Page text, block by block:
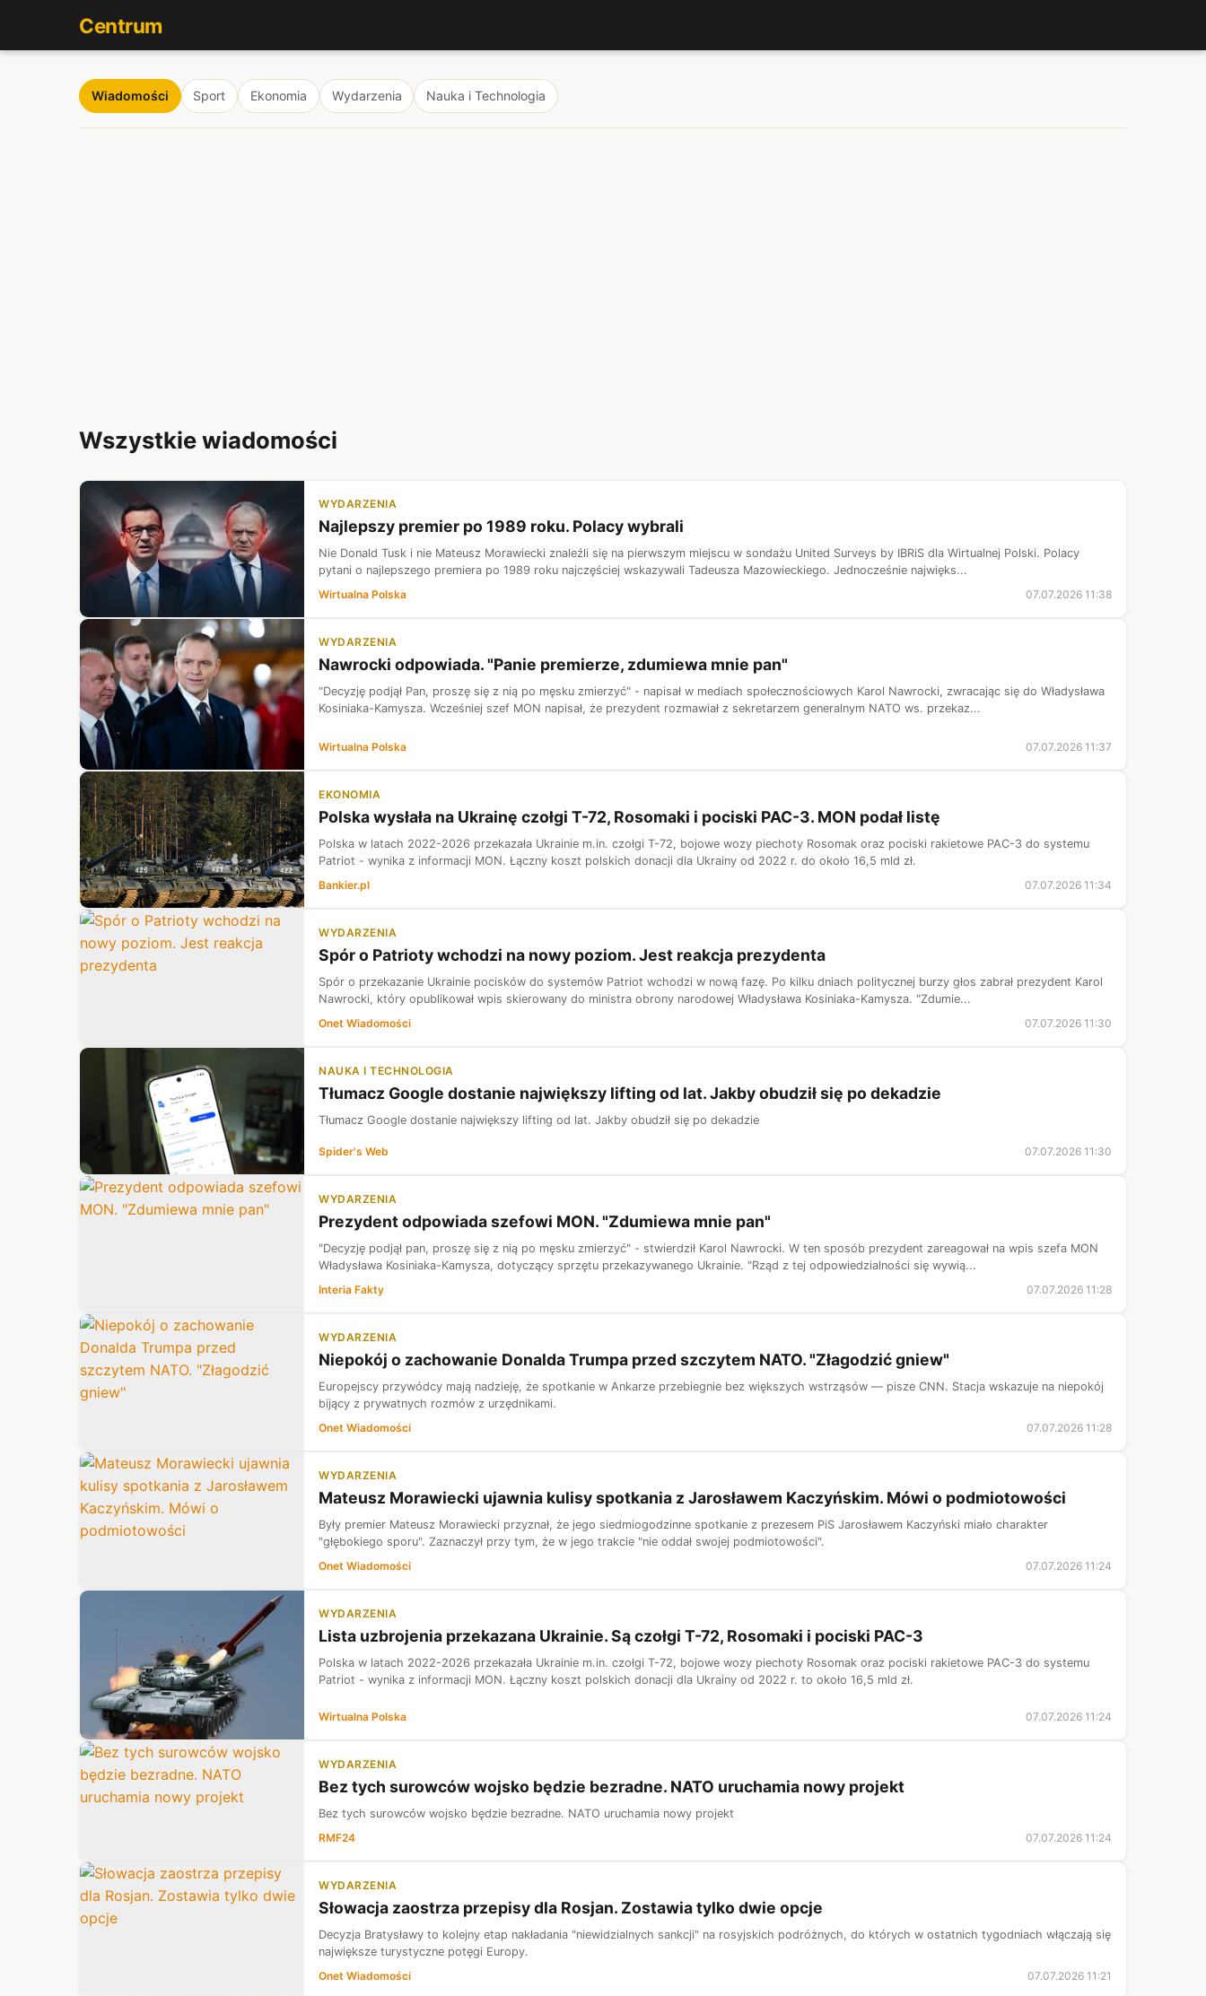
Centrum
Wiadomości Sport Ekonomia Wydarzenia Nauka i Technologia
Wszystkie wiadomości
WYDARZENIA
Najlepszy premier po 1989 roku. Polacy wybrali
Nie Donald Tusk i nie Mateusz Morawiecki znaleźli się na pierwszym miejscu w sondażu United Surveys by IBRiS dla Wirtualnej Polski. Polacy
pytani o najlepszego premiera po 1989 roku najczęściej wskazywali Tadeusza Mazowieckiego. Jednocześnie najwięks...
Wirtualna Polska
07.07.2026 11:38
WYDARZENIA
Nawrocki odpowiada. "Panie premierze, zdumiewa mnie pan"
"Decyzję podjął Pan, proszę się z nią po męsku zmierzyć" - napisał w mediach społecznościowych Karol Nawrocki, zwracając się do Władysława
Kosiniaka-Kamysza. Wcześniej szef MON napisał, że prezydent rozmawiał z sekretarzem generalnym NATO ws. przekaz...
Wirtualna Polska 07.07.2026 11:37
EKONOMIA
Polska wysłała na Ukrainę czołgi T-72, Rosomaki i pociski PAC-3. MON podał listę
Polska w latach 2022-2026 przekazała Ukrainie m.in. czołgi T-72, bojowe wozy piechoty Rosomak oraz pociski rakietowe PAC-3 do systemu
Patriot - wynika z informacji MON. Łączny koszt polskich donacji dla Ukrainy od 2022 r. do około 16,5 mld zł.
Bankier.pl
07.07.2026 11:34
WYDARZENIA
Spór o Patrioty wchodzi na nowy poziom. Jest reakcja prezydenta
Spór o przekazanie Ukrainie pocisków do systemów Patriot wchodzi w nową fazę. Po kilku dniach politycznej burzy głos zabrał prezydent Karol
Nawrocki, który opublikował wpis skierowany do ministra obrony narodowej Władysława Kosiniaka-Kamysza. "Zdumie...
Onet Wiadomości
07.07.2026 11:30
NAUKA I TECHNOLOGIA
Tłumacz Google dostanie największy lifting od lat. Jakby obudził się po dekadzie
Tłumacz Google dostanie największy lifting od lat. Jakby obudził się po dekadzie
Spider's Web 07.07.2026 11:30
WYDARZENIA
Prezydent odpowiada szefowi MON. "Zdumiewa mnie pan"
"Decyzję podjął pan, proszę się z nią po męsku zmierzyć" - stwierdził Karol Nawrocki. W ten sposób prezydent zareagował na wpis szefa MON
Władysława Kosiniaka-Kamysza, dotyczący sprzętu przekazywanego Ukrainie. "Rząd z tej odpowiedzialności się wywią...
Interia Fakty
07.07.2026 11:28
WYDARZENIA
Niepokój o zachowanie Donalda Trumpa przed szczytem NATO. "Złagodzić gniew"
Europejscy przywódcy mają nadzieję, że spotkanie w Ankarze przebiegnie bez większych wstrząsów — pisze CNN. Stacja wskazuje na niepokój
bijący z prywatnych rozmów z urzędnikami.
Onet Wiadomości
07.07.2026 11:28
WYDARZENIA
Mateusz Morawiecki ujawnia kulisy spotkania z Jarosławem Kaczyńskim. Mówi o podmiotowości
Były premier Mateusz Morawiecki przyznał, że jego siedmiogodzinne spotkanie z prezesem PiS Jarosławem Kaczyński miało charakter
"głębokiego sporu". Zaznaczył przy tym, że w jego trakcie "nie oddał swojej podmiotowości".
Onet Wiadomości
07.07.2026 11:24
WYDARZENIA
Lista uzbrojenia przekazana Ukrainie. Są czołgi T-72, Rosomaki i pociski PAC-3
Polska w latach 2022-2026 przekazała Ukrainie m.in. czołgi T-72, bojowe wozy piechoty Rosomak oraz pociski rakietowe PAC-3 do systemu
Patriot - wynika z informacji MON. Łączny koszt polskich donacji dla Ukrainy od 2022 r. to około 16,5 mld zł.
Wirtualna Polska 07.07.2026 11:24
WYDARZENIA
Bez tych surowców wojsko będzie bezradne. NATO uruchamia nowy projekt
Bez tych surowców wojsko będzie bezradne. NATO uruchamia nowy projekt
RMF24
07.07.2026 11:24
WYDARZENIA
Słowacja zaostrza przepisy dla Rosjan. Zostawia tylko dwie opcje
Decyzja Bratysławy to kolejny etap nakładania "niewidzialnych sankcji" na rosyjskich podróżnych, do których w ostatnich tygodniach włączają się
największe turystyczne potęgi Europy.
Onet Wiadomości
07.07.2026 11:21